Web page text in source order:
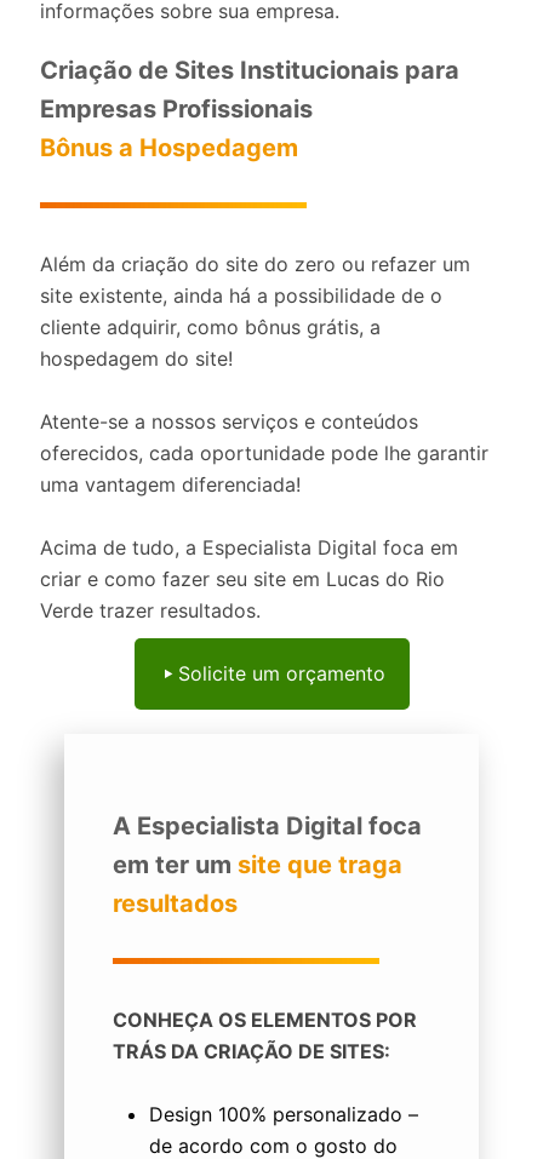
informações sobre sua empresa.
Criação de Sites Institucionais para
Empresas Profissionais
Bônus a Hospedagem
Além da criação do site do zero ou refazer um
site existente, ainda há a possibilidade de o
cliente adquirir, como bônus grátis, a
hospedagem do site!
Atente-se a nossos serviços e conteúdos
oferecidos, cada oportunidade pode lhe garantir
uma vantagem diferenciada!
Acima de tudo, a Especialista Digital foca em
criar e como fazer seu site em Lucas do Rio
Verde trazer resultados.
Solicite um orçamento
A Especialista Digital foca
em ter um site que traga
resultados
CONHEÇA OS ELEMENTOS POR
TRÁS DA CRIAÇÃO DE SITES:
Design 100% personalizado –
de acordo com o gosto do